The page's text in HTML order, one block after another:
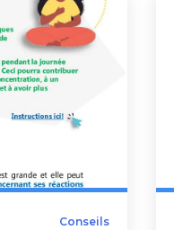
Conseils